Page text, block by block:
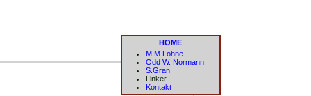
HOME
M.M.Lohne
Odd W. Normann
S.Gran
Linker
Kontakt